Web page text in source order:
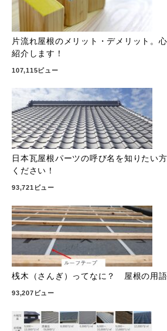
片流れ屋根のメリット・デメリット。
紹介します！
107,115ビュー
日本瓦屋根パーツの呼び名を知りたい
ください！
93,721ビュー
桟木（さんぎ）ってなに？ 屋根の用
93,207ビュー